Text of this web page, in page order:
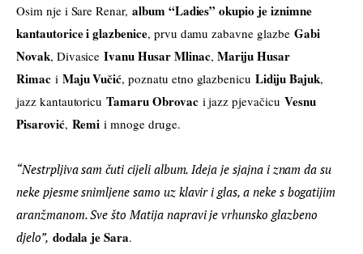
Osim nje i Sare Renar, album “Ladies” okupio je iznimne
kantautorice i glazbenice, prvu damu zabavne glazbe Gabi
Novak, Divasice Ivanu Husar Mlinac, Mariju Husar
Rimac i Maju Vučić, poznatu etno glazbenicu Lidiju Bajuk,
jazz kantautoricu Tamaru Obrovac i jazz pjevačicu Vesnu
Pisarović, Remi i mnoge druge.
“Nestrpljiva sam čuti cijeli album. Ideja je sjajna i znam da su
neke pjesme snimljene samo uz klavir i glas, a neke s bogatijim
aranžmanom. Sve što Matija napravi je vrhunsko glazbeno
djelo”, dodala je Sara.